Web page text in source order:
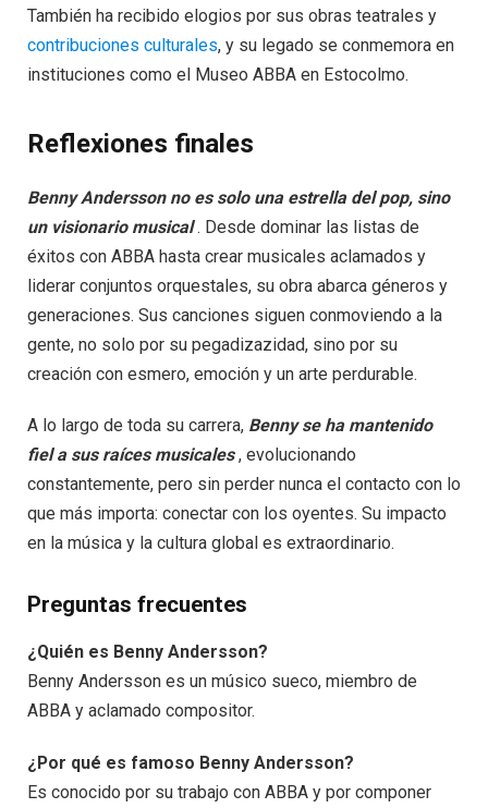
También ha recibido elogios por sus obras teatrales y
contribuciones culturales, y su legado se conmemora en
instituciones como el Museo ABBA en Estocolmo.
Reflexiones finales
Benny Andersson no es solo una estrella del pop, sino
un visionario musical. Desde dominar las listas de
éxitos con ABBA hasta crear musicales aclamados y
liderar conjuntos orquestales, su obra abarca géneros y
generaciones. Sus canciones siguen conmoviendo a la
gente, no solo por su pegadizazidad, sino por su
creación con esmero, emoción y un arte perdurable.
A lo largo de toda su carrera, Benny se ha mantenido
fiel a sus raíces musicales, evolucionando
constantemente, pero sin perder nunca el contacto con lo
que más importa: conectar con los oyentes. Su impacto
en la música y la cultura global es extraordinario.
Preguntas frecuentes
¿Quién es Benny Andersson?
Benny Andersson es un músico sueco, miembro de
ABBA y aclamado compositor.
¿Por qué es famoso Benny Andersson?
Es conocido por su trabajo con ABBA y por componer